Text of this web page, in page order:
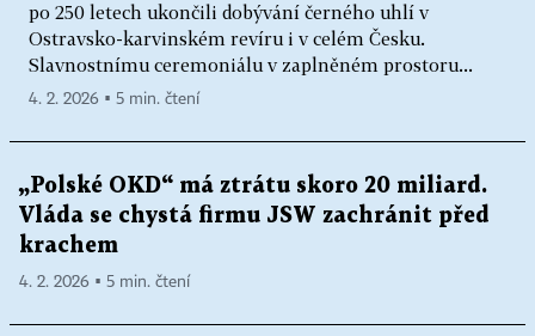
po 250 letech ukončili dobývání černého uhlí v
Ostravsko-karvinském revíru i v celém Česku.
Slavnostnímu ceremoniálu v zaplněném prostoru...
4. 2. 2026 ▪ 5 min. čtení
„Polské OKD“ má ztrátu skoro 20 miliard.
Vláda se chystá firmu JSW zachránit před
krachem
4. 2. 2026 ▪ 5 min. čtení